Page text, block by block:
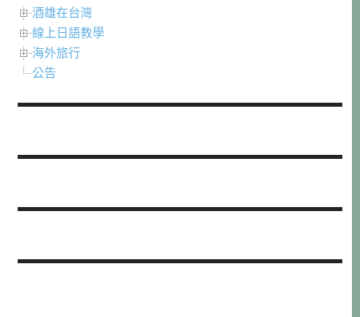
酒雄在台灣
線上日語教學
海外旅行
公告